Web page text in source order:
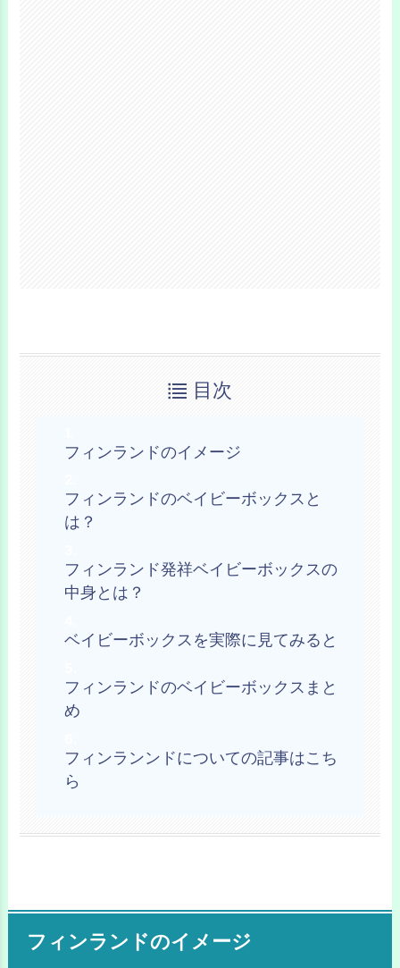
目次
フィンランドのイメージ
フィンランドのベイビーボックスと
は？
フィンランド発祥ベイビーボックスの
中身とは？
ベイビーボックスを実際に見てみると
フィンランドのベイビーボックスまと
め
フィンランンドについての記事はこち
ら
フィンランドのイメージ